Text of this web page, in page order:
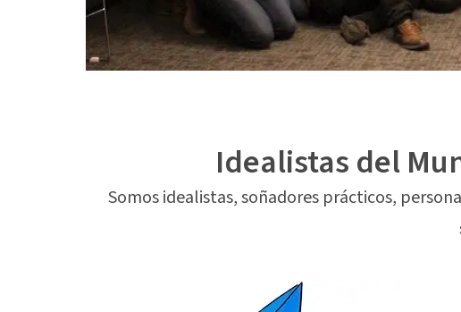
Idealistas del
Somos idealistas, soñadores prácticos,